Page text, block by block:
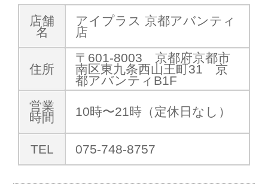
店舗
名
アイプラス 京都アバンティ
店
住所
〒601-8003 京都府京都市
南区東九条西山王町31 京
都アバンティB1F
営業
時間
10時〜21時（定休日なし）
TEL 075-748-8757